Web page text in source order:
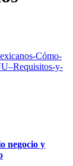
negocio y